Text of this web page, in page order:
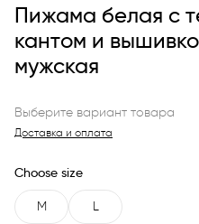
Пижама белая с
кантом и
мужская
Выберите вариант товара
Доставка и оплата
Choose size
M L